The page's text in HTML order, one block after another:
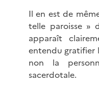
Il en est de
telle paroisse »
apparaît
entendu gratifier
non la
sacerdotale.